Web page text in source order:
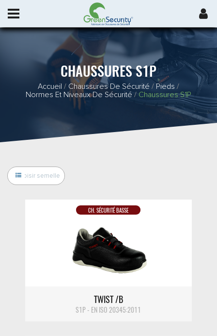
CHAUSSURES S1P
Accueil / Chaussures De Sécurité / Pieds /
Normes Et Niveaux De Sécurité / Chaussures S1P
DÉTAIL
CH. SÉCURITÉ BASSE
TWIST /B
S1P - EN ISO 20345:2011